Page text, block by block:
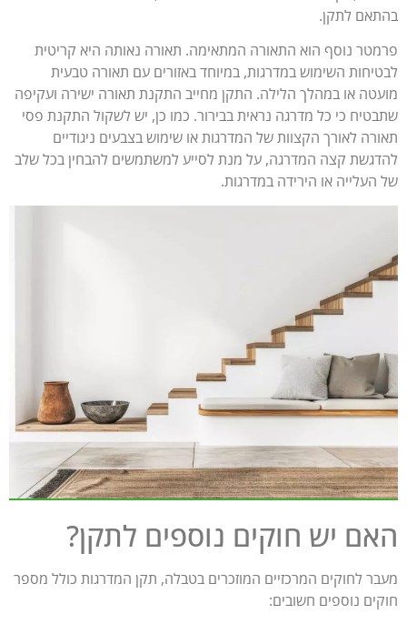
לתקן.
נוסף הוא התאורה המתאימה. תאורה נאותה היא קריטית
השימוש במדרגות, במיוחד באזורים עם תאורה טבעית
או במהלך הלילה. התקן מחייב התקנת תאורה ישירה ועקיפה
כי כל מדרגה נראית בבירור. כמו כן, יש לשקול התקנת פסי
לאורך הקצוות של המדרגות או שימוש בצבעים ניגודיים
קצה המדרגה, על מנת לסייע למשתמשים להבחין בכל שלב
או הירידה במדרגות.
יש חוקים נוספים לתקן?
לחוקים המרכזיים המוזכרים בטבלה, תקן המדרגות כולל מספר
נוספים חשובים: